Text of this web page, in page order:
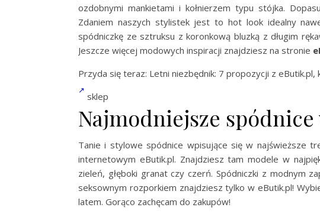
ozdobnymi mankietami i kołnierzem typu stójka.
Zdaniem naszych stylistek jest to hot look idealny
spódniczkę ze sztruksu z koronkową bluzką z długim
Jeszcze więcej modowych inspiracji znajdziesz na stronie
Przyda się teraz: Letni niezbędnik: 7 propozycji z
sklep
Najmodniejsze
Tanie i stylowe spódnice wpisujące się w najświeższe
internetowym eButik.pl. Znajdziesz tam modele w
zieleń, głęboki granat czy czerń. Spódniczki z modnym
seksownym rozporkiem znajdziesz tylko w eButik.pl!
latem. Gorąco zachęcam do zakupów!